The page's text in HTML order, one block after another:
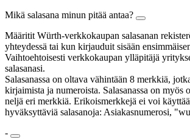
Mikä salasana minun pitää antaa?
Määritit Würth-verkkokaupan salasanan
yhteydessä tai kun kirjauduit sisään
Vaihtoehtoisesti verkkokaupan ylläpitäjä
salasanasi.
Salasanassa on oltava vähintään 8 merkkiä,
kirjaimista ja numeroista. Salasanassa on myös
neljä eri merkkiä. Erikoismerkkejä ei voi
hyväksyttäviä salasanoja: Asiakasnumerosi,
-